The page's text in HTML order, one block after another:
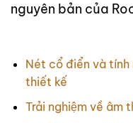
nguyên bản của
Nét cổ điển và tính
thiết kế
Trải nghiệm về âm